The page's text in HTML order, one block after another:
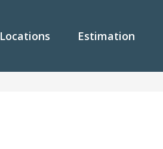
Locations Estimation